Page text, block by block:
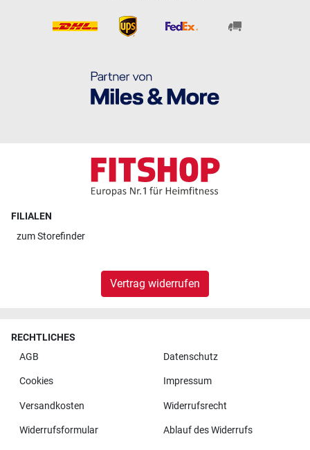
FILIALEN
zumStorefinder
Vertrag widerrufen
RECHTLICHES
AGB
Datenschutz
Cookies Impressum
Versandkosten Widerrufsrecht
Widerrufsformular Ablauf des Widerrufs